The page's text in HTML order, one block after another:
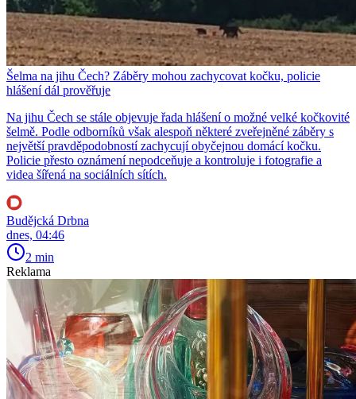
Šelma na jihu Čech? Záběry mohou zachycovat kočku, policie
hlášení dál prověřuje
Na jihu Čech se stále objevuje řada hlášení o možné velké kočkovité
šelmě. Podle odborníků však alespoň některé zveřejněné záběry s
největší pravděpodobností zachycují obyčejnou domácí kočku.
Policie přesto oznámení nepodceňuje a kontroluje i fotografie a
videa šířená na sociálních sítích.
Budějcká Drbna
dnes, 04:46
2 min
Reklama